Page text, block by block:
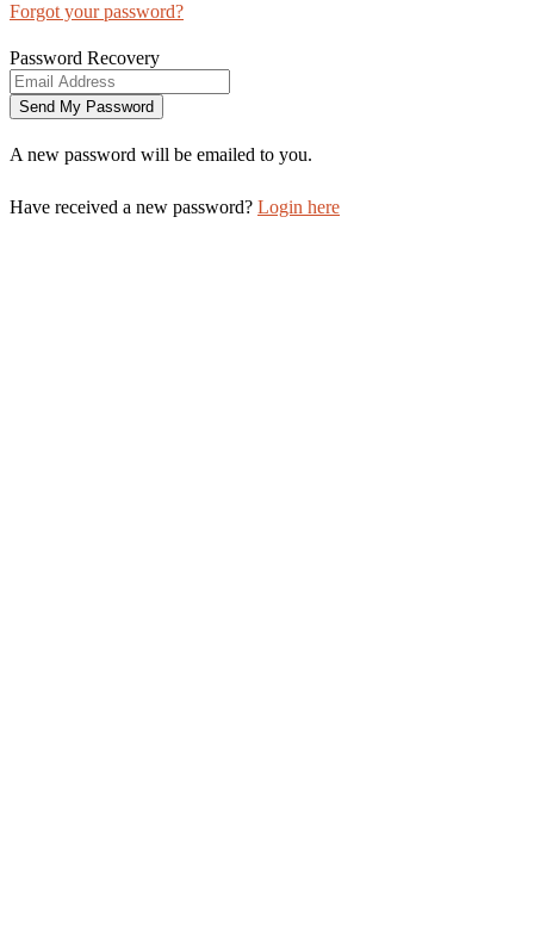
Forgot your password?
Password Recovery
A new password will be emailed to you.
Have received a new password? Login here